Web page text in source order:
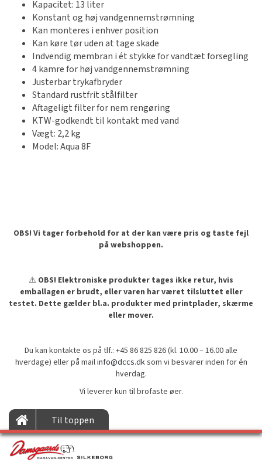
Kapacitet: 13 liter
Konstant og høj vandgennemstrømning
Kan monteres i enhver position
Kan køre tør uden at tage skade
Indvendig membran i ét stykke for vandtæt forsegling
4 kamre for høj vandgennemstrømning
Justerbar trykafbryder
Standard rustfrit stålfilter
Aftageligt filter for nem rengøring
KTW-godkendt til kontakt med vand
Vægt: 2,2 kg
Model: Aqua 8F
OBS! Vi tager forbehold for at der kan være pris og taste fejl
på webshoppen.
⚠️ OBS! Elektroniske produkter tages ikke retur, hvis
emballagen er brudt, eller varen har været tilsluttet eller
testet. Dette gælder bl.a. produkter med printplader, skærme
eller mover.
Du kan kontakte os på tlf.: +45 86 825 826 (kl. 10.00 – 16.00 alle
hverdage) eller på mailinfo@dccs.dksom vi besvarer inden for én
hverdag.
Vi leverer kun til brofaste øer.
Til toppen